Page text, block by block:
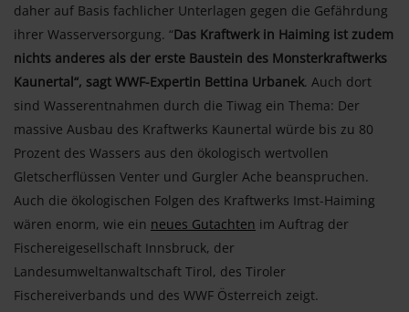
daher auf Basis fachlicher Unterlagen gegen die Gefährdung
ihrer Wasserversorgung. “Das Kraftwerk in Haiming ist zudem
nichts anderes als der erste Baustein des Monsterkraftwerks
Kaunertal“, sagt WWF-Expertin Bettina Urbanek. Auch dort
sind Wasserentnahmen durch die Tiwag ein Thema: Der
massive Ausbau des Kraftwerks Kaunertal würde bis zu 80
Prozent des Wassers aus den ökologisch wertvollen
Gletscherflüssen Venter und Gurgler Ache beanspruchen.
Auch die ökologischen Folgen des Kraftwerks Imst-Haiming
wären enorm, wie ein neues Gutachten im Auftrag der
Fischereigesellschaft Innsbruck, der
Landesumweltanwaltschaft Tirol, des Tiroler
Fischereiverbands und des WWF Österreich zeigt.